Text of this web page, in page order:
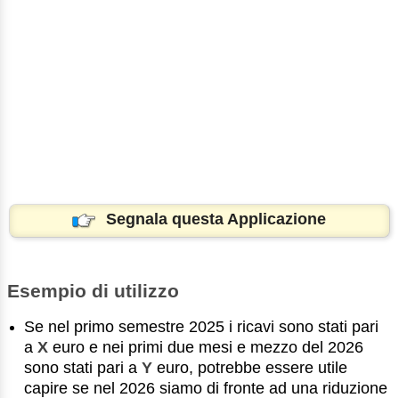
Segnala questa Applicazione
Esempio di utilizzo
Se nel primo semestre 2025 i ricavi sono stati pari
aX euro e nei primi due mesi e mezzo del 2026
sono stati pari aY euro, potrebbe essere utile
capire se nel 2026 siamo di fronte ad una riduzione